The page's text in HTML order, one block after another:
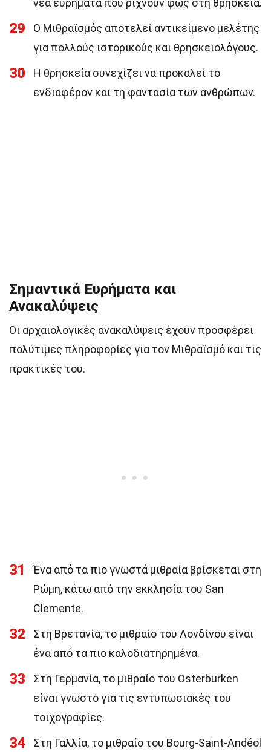
νέα ευρήματα που ρίχνουν φως στη θρησκεία.
29
Ο Μιθραϊσμός αποτελεί αντικείμενο μελέτης
για πολλούς ιστορικούς και θρησκειολόγους.
30
Η θρησκεία συνεχίζει να προκαλεί το
ενδιαφέρον και τη φαντασία των ανθρώπων.
Σημαντικά Ευρήματα και
Ανακαλύψεις
Οι αρχαιολογικές ανακαλύψεις έχουν προσφέρει
πολύτιμες πληροφορίες για τον Μιθραϊσμό και τις
πρακτικές του.
31
Ένα από τα πιο γνωστά μιθραία βρίσκεται στη
Ρώμη, κάτω από την εκκλησία του San
Clemente.
32
Στη Βρετανία, το μιθραίο του Λονδίνου είναι
ένα από τα πιο καλοδιατηρημένα.
33
Στη Γερμανία, το μιθραίο του Osterburken
είναι γνωστό για τις εντυπωσιακές του
τοιχογραφίες.
34
Στη Γαλλία, το μιθραίο του Bourg-Saint-Andéol